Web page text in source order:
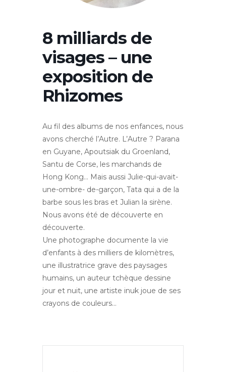
8 milliards de
visages – une
exposition de
Rhizomes
Au fil des albums de nos enfances, nous
avons cherché l’Autre. L’Autre ? Parana
en Guyane, Apoutsiak du Groenland,
Santu de Corse, les marchands de
Hong Kong… Mais aussi Julie-qui-avait-
une-ombre- de-garçon, Tata qui a de la
barbe sous les bras et Julian la sirène.
Nous avons été de découverte en
découverte.
Une photographe documente la vie
d’enfants à des milliers de kilomètres,
une illustratrice grave des paysages
humains, un auteur tchèque dessine
jour et nuit, une artiste inuk joue de ses
crayons de couleurs…